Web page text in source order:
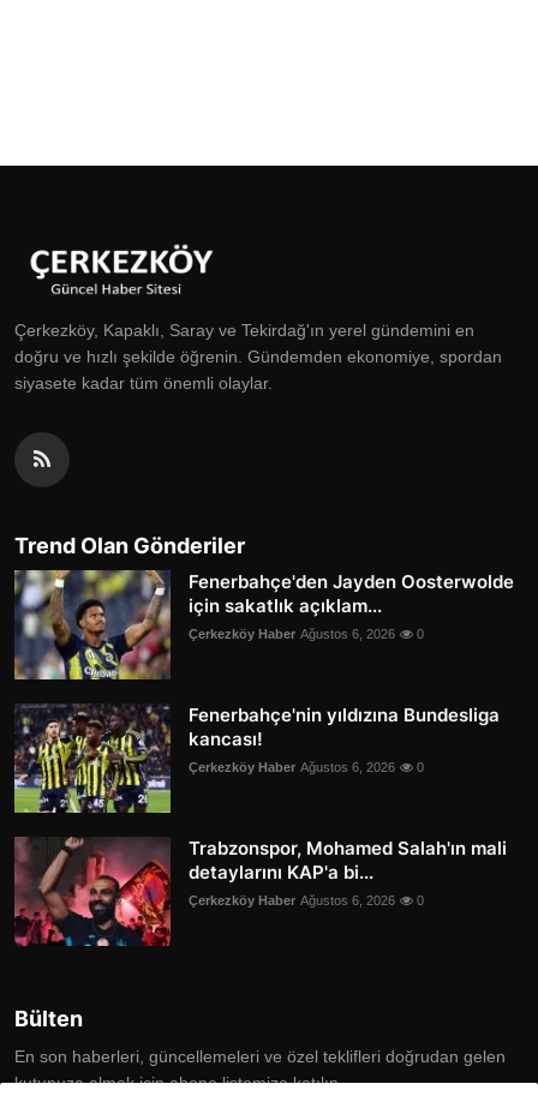
Çerkezköy, Kapaklı, Saray ve Tekirdağ'ın yerel gündemini en
doğru ve hızlı şekilde öğrenin. Gündemden ekonomiye, spordan
siyasete kadar tüm önemli olaylar.
Trend Olan Gönderiler
Fenerbahçe'den Jayden Oosterwolde
için sakatlık açıklam...
Çerkezköy Haber Ağustos 6, 2026 0
Fenerbahçe'nin yıldızına Bundesliga
kancası!
Çerkezköy Haber Ağustos 6, 2026 0
Trabzonspor, Mohamed Salah'ın mali
detaylarını KAP'a bi...
Çerkezköy Haber Ağustos 6, 2026 0
Bülten
En son haberleri, güncellemeleri ve özel teklifleri doğrudan gelen
kutunuza almak için abone listemize katılın